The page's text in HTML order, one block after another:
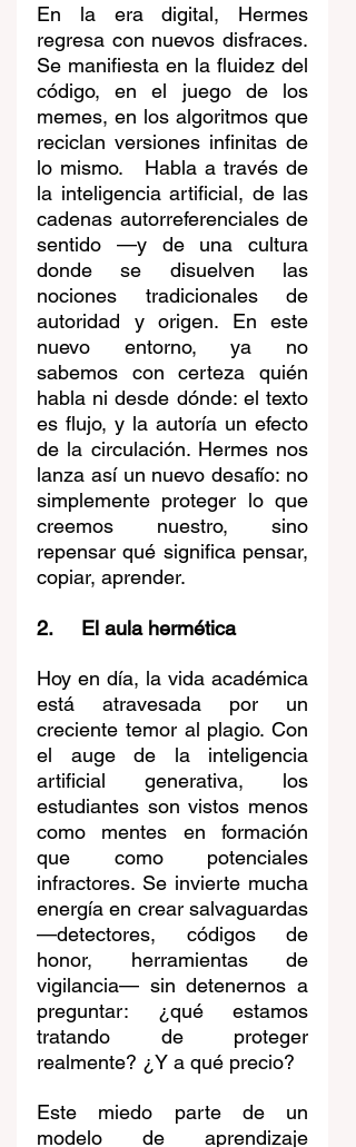
En la era digital, Hermes
regresa con nuevos disfraces.
Se manifiesta en la fluidez del
código, en el juego de los
memes, en los algoritmos que
reciclan versiones infinitas de
lo mismo.   Habla a través de
la inteligencia artificial, de las
cadenas autorreferenciales de
sentido —y de una cultura
donde se disuelven las
nociones tradicionales de
autoridad y origen. En este
nuevo entorno, ya no
sabemos con certeza quién
habla ni desde dónde: el texto
es flujo, y la autoría un efecto
de la circulación. Hermes nos
lanza así un nuevo desafío: no
simplemente proteger lo que
creemos nuestro, sino
repensar qué significa pensar,
copiar, aprender.
2.     El aula hermética
Hoy en día, la vida académica
está atravesada por un
creciente temor al plagio. Con
el auge de la inteligencia
artificial generativa, los
estudiantes son vistos menos
como mentes en formación
que como potenciales
infractores. Se invierte mucha
energía en crear salvaguardas
—detectores, códigos de
honor, herramientas de
vigilancia— sin detenernos a
preguntar: ¿qué estamos
tratando de proteger
realmente? ¿Y a qué precio?
Este miedo parte de un
modelo de aprendizaje